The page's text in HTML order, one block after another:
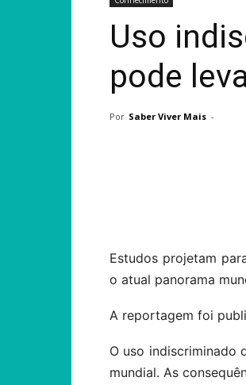
Uso
pode
Por Saber Viver Mais -
Estudos projetam
o atual panorama
A reportagem foi
O uso indiscriminado
mundial. As